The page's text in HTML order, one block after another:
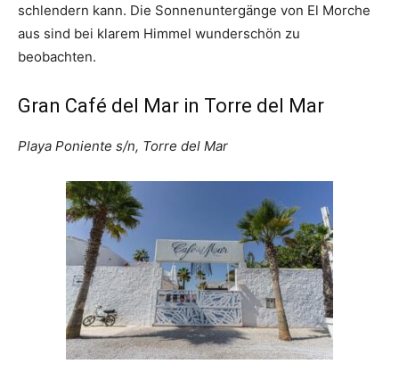
schlendern kann. Die Sonnenuntergänge von El Morche
aus sind bei klarem Himmel wunderschön zu
beobachten.
Gran Café del Mar in Torre del Mar
Playa Poniente s/n, Torre del Mar